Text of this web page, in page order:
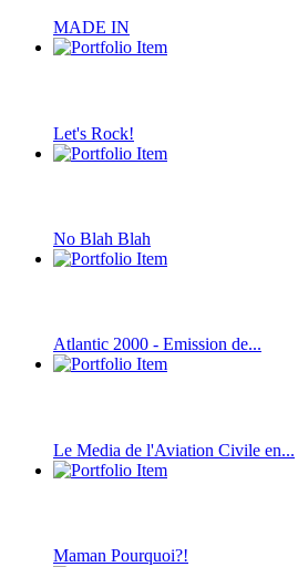
MADE IN
Let's Rock!
No Blah Blah
Atlantic 2000 - Emission de...
Le Media de l'Aviation Civile en...
Maman Pourquoi?!